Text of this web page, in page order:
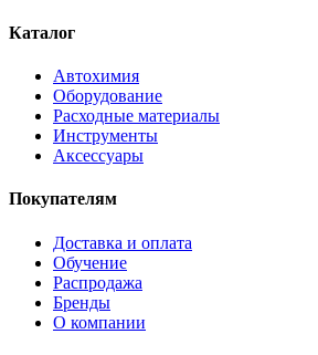
Каталог
Автохимия
Оборудование
Расходные материалы
Инструменты
Аксессуары
Покупателям
Доставка и оплата
Обучение
Распродажа
Бренды
О компании